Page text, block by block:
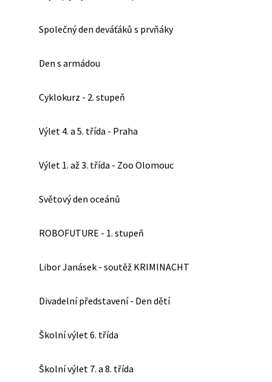
Společný den deváťáků s prvňáky
Den s armádou
Cyklokurz - 2. stupeň
Výlet 4. a 5. třída - Praha
Výlet 1. až 3. třída - Zoo Olomouc
Světový den oceánů
ROBOFUTURE - 1. stupeň
Libor Janásek - soutěž KRIMINACHT
Divadelní představení - Den dětí
Školní výlet 6. třída
Školní výlet 7. a 8. třída